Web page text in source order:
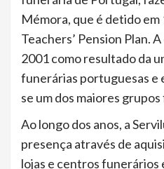
Mémora, que é detido
Teachers’ Pension Plan.
2001 como resultado da
funerárias portuguesas e
se um dos maiores
Ao longo dos anos, a
presença através de
lojas e centros